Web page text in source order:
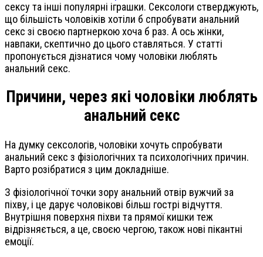
сексу та інші популярні іграшки. Сексологи стверджують,
що більшість чоловіків хотіли б спробувати анальний
секс зі своєю партнеркою хоча б раз. А ось жінки,
навпаки, скептично до цього ставляться. У статті
пропонується дізнатися чому чоловіки люблять
анальний секс.
Причини, через які чоловіки люблять
анальний секс
На думку сексологів, чоловіки хочуть спробувати
анальний секс з фізіологічних та психологічних причин.
Варто розібратися з цим докладніше.
З фізіологічної точки зору анальний отвір вужчий за
піхву, і це дарує чоловікові більш гострі відчуття.
Внутрішня поверхня піхви та прямої кишки теж
відрізняється, а це, своєю чергою, також нові пікантні
емоції.